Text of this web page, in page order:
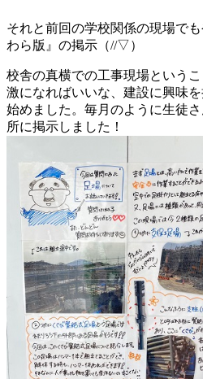
それと前回の学校関係の現場で
わら版』の掲示（//▽）
校舎の真横での工事現場という
激になればいいな、建設に興味
始めました。毎月のように生徒
所に掲示しました！